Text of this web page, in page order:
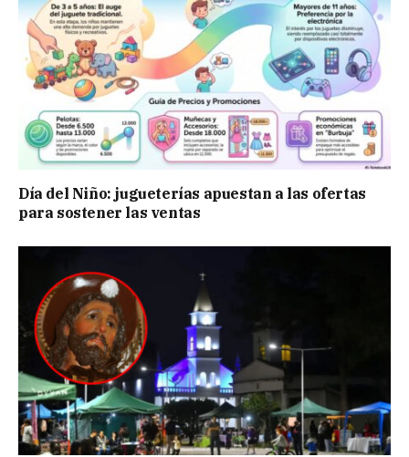
Día del Niño: jugueterías apuestan a las ofertas
para sostener las ventas